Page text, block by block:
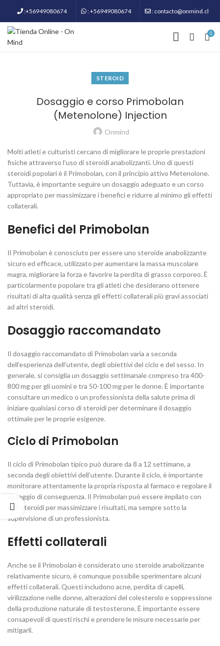
:+56949080674 : +56949080674 : contacto@onmind.cl
0
STEROID
Dosaggio e corso Primobolan
(Metenolone) Injection
Onmind
Molti atleti e culturisti cercano di migliorare le proprie prestazioni
fisiche attraverso l’uso di steroidi anabolizzanti. Uno di questi
steroidi popolari è il Primobolan, con il principio attivo Metenolone.
Tuttavia, è importante seguire un dosaggio adeguato e un corso
appropriato per massimizzare i benefici e ridurre al minimo gli effetti
collaterali.
Benefici del Primobolan
Il Primobolan è conosciuto per essere uno steroide anabolizzante
sicuro ed efficace, utilizzato per aumentare la massa muscolare
magra, migliorare la forza e favorire la perdita di grasso corporeo. È
particolarmente popolare tra gli atleti che desiderano ottenere
risultati di alta qualità senza gli effetti collaterali più gravi associati
ad altri steroidi.
Dosaggio raccomandato
Il dosaggio raccomandato di Primobolan varia a seconda
dell’esperienza dell’utente, degli obiettivi del ciclo e del sesso. In
generale, si consiglia un dosaggio settimanale compreso tra 400-
800 mg per gli uomini e tra 50-100 mg per le donne. È importante
consultare un medico o un professionista della salute prima di
iniziare qualsiasi corso di steroidi per determinare il dosaggio
ottimale per le proprie esigenze.
Ciclo di Primobolan
Il ciclo di Primobolan tipico può durare da 8 a 12 settimane, a
seconda degli obiettivi dell’utente. Durante il ciclo, è importante
monitorare attentamente la propria risposta al farmaco e regolare il
dosaggio di conseguenza. Il Primobolan può essere impilato con
altri steroidi per massimizzare i risultati, ma sempre sotto la
supervisione di un professionista.
Effetti collaterali
Anche se il Primobolan è considerato uno steroide anabolizzante
relativamente sicuro, è comunque possibile sperimentare alcuni
effetti collaterali. Questi includono acne, perdita di capelli,
virilizzazione nelle donne, alterazioni del colesterolo e soppressione
della produzione naturale di testosterone. È importante essere
consapevoli di questi rischi e prendere le misure necessarie per
mitigarli.